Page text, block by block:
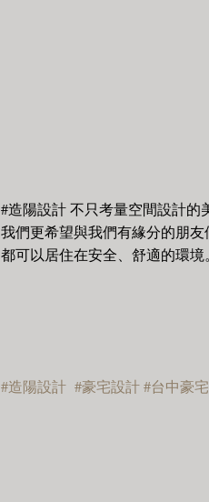
#造陽設計 不只考量空間設計的
我們更希望與我們有緣分的朋友
都可以居住在安全、舒適的環境。
#造陽設計 #豪宅設計 #台中豪